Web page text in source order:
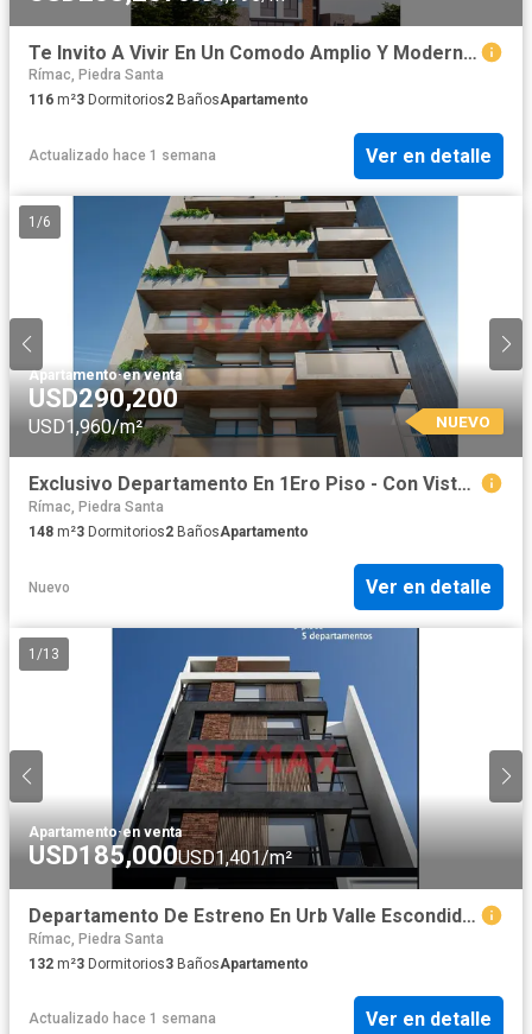
Te Invito A Vivir En Un Comodo Amplio Y Moderno Duplex , En Cayma
Rímac, Piedra Santa
116 m²3 Dormitorios2 BañosApartamento
Actualizado hace 1 semana Ver en detalle
1 /6
Apartamento·en venta
USD290,200
USD1,960/m² NUEVO
Exclusivo Departamento En 1Ero Piso - Con Vista A Campiña
Rímac, Piedra Santa
148 m²3 Dormitorios2 BañosApartamento
Nuevo Ver en detalle
1 /13
Apartamento·en venta
USD185,000USD1,401/m²
Departamento De Estreno En Urb Valle Escondido Cayma
Rímac, Piedra Santa
132 m²3 Dormitorios3 BañosApartamento
Actualizado hace 1 semana Ver en detalle